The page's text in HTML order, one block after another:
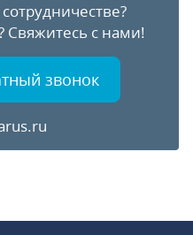
Свяжитесь с нами!
звонок